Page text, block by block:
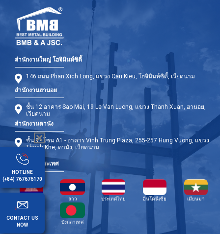
สำนักงานใหญ่ โฮจิมินห์ซิตี้
146 ถนน Phan Xich Long, แขวง Cau Kieu, โฮจิมินห์ซิตี้, เวียดนาม
สำนักงานฮานอย
ชั้น 12 อาคาร Sao Mai, 19 Le Van Luong, แขวง Thanh Xuan, ฮานอย,
เวียดนาม
สำนักงานดานัง
ชั้น 9 - โซน A1 - อาคาร Vinh Trung Plaza, 255-257 Hung Vuong, แขวง
Thanh Khe, ดานัง, เวียดนาม
สาขาต่างประเทศ
ลาว ประเทศไทย อินโดนีเซีย เมียนมา
ฟิลิปปินส์ บังกลาเทศ
HOTLINE
(+84) 767676170
CONTACT US
NOW